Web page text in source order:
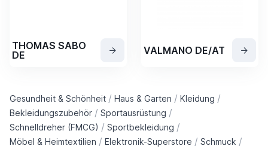
THOMAS SABO
DE
VALMANO DE/AT
Gesundheit & Schönheit / Haus & Garten / Kleidung /
Bekleidungszubehör / Sportausrüstung /
Schnelldreher (FMCG) / Sportbekleidung /
Möbel & Heimtextilien / Elektronik-Superstore / Schmuck /